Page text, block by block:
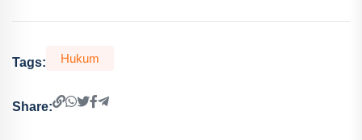
Tags: Hukum
Share: